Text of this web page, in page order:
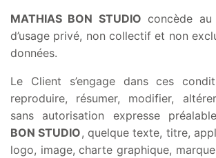
MATHIAS BON STUDIO concède
d’usage privé, non collectif et non
données.
Le Client s’engage dans ces
reproduire, résumer, modifier,
sans autorisation expresse
BON STUDIO, quelque texte, titre,
logo, image, charte graphique,